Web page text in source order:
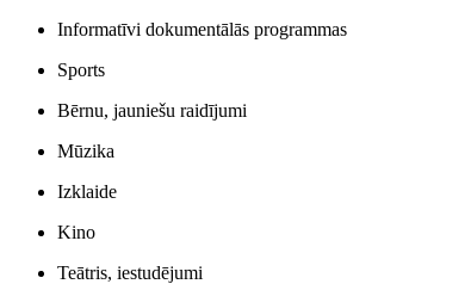
Informatīvi dokumentālās programmas
Sports
Bērnu, jauniešu raidījumi
Mūzika
Izklaide
Kino
Teātris, iestudējumi